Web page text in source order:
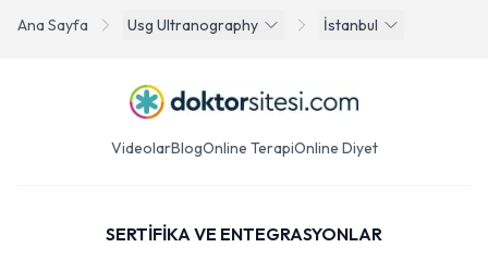
Ana Sayfa Usg Ultranography İstanbul
VideolarBlogOnline TerapiOnline Diyet
SERTİFİKA VE ENTEGRASYONLAR